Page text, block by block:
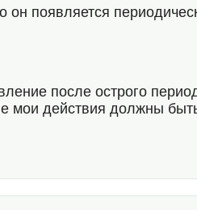
он появляется
после острого
мои действия должны